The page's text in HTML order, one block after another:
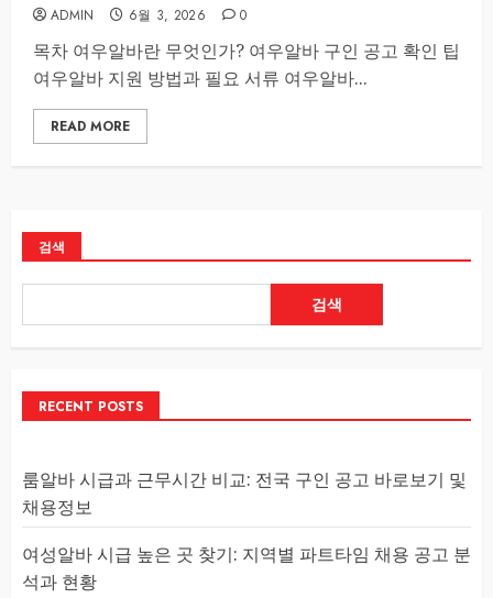
ADMIN 6월 3, 2026 0
목차 여우알바란 무엇인가? 여우알바 구인 공고 확인 팁
여우알바 지원 방법과 필요 서류 여우알바...
READ MORE
검색
검색
RECENT POSTS
룸알바 시급과 근무시간 비교: 전국 구인 공고 바로보기 및
채용정보
여성알바 시급 높은 곳 찾기: 지역별 파트타임 채용 공고 분
석과 현황